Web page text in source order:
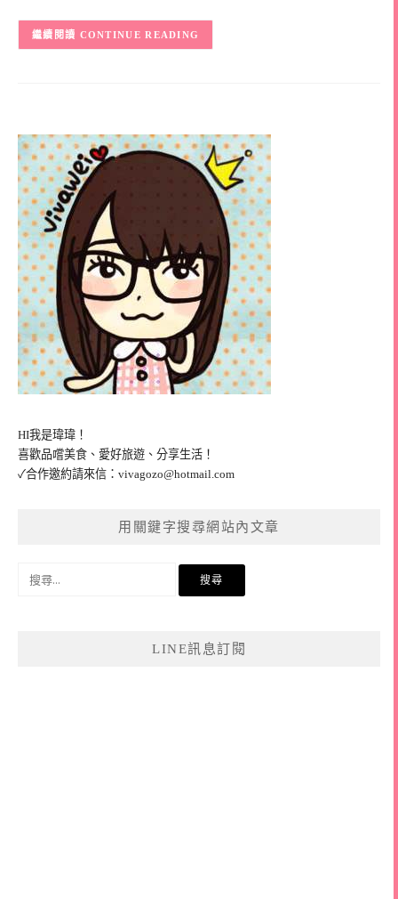
CONTINUE READING
HI我是瑋瑋！
喜歡品嚐美食、愛好旅遊、分享生活！
✓合作邀約請來信： vivagozo@hotmail.com
用關鍵字搜尋網站內文章
LINE訊息訂閱